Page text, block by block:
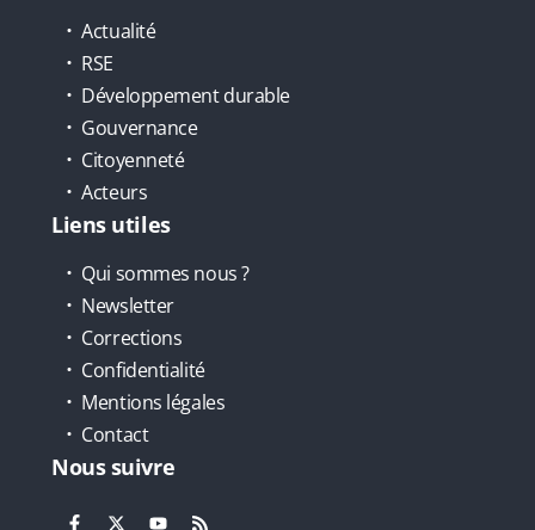
Actualité
RSE
Développement durable
Gouvernance
Citoyenneté
Acteurs
Liens utiles
Qui sommes nous ?
Newsletter
Corrections
Confidentialité
Mentions légales
Contact
Nous suivre